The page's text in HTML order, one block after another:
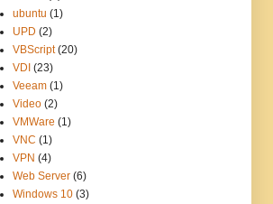
ubuntu (1)
UPD (2)
VBScript (20)
VDI (23)
Veeam (1)
Video (2)
VMWare (1)
VNC (1)
VPN (4)
Web Server (6)
Windows 10 (3)